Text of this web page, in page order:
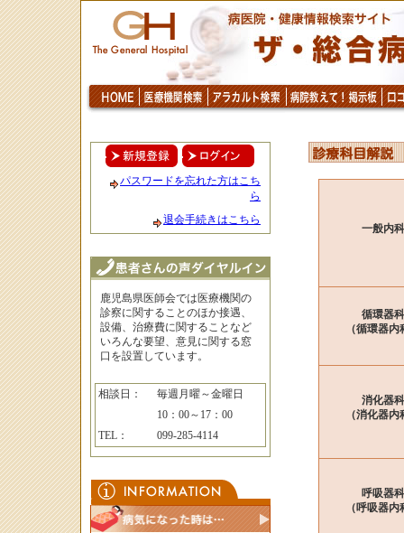
パスワードを忘れた方はこち
ら
退会手続きはこちら
鹿児島県医師会では医療機関の
診察に関することのほか接遇、
設備、治療費に関することなど
いろんな要望、意見に関する窓
口を設置しています。
相談日：
毎週月曜～金曜日
10：00～17：00
TEL：
099-285-4114
一般内科
循環器科
（循環器内
消化器科
（消化器内
呼吸器科
（呼吸器内